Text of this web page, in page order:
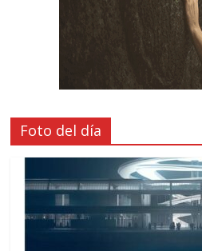
Foto del día